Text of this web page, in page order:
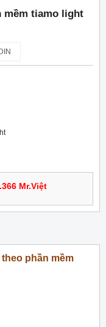
mềm tiamo light
Mr.Việt
phần mềm